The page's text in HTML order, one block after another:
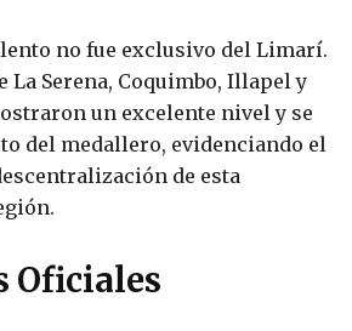
no fue exclusivo del Limarí.
La Serena, Coquimbo, Illapel y
un excelente nivel y se
del medallero, evidenciando el
de esta
Oficiales